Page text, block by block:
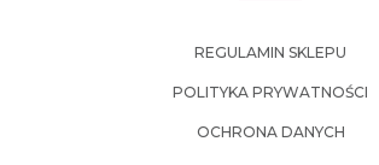
REGULAMIN SKLEPU
POLITYKA PRYWATNOŚCI
OCHRONA DANYCH